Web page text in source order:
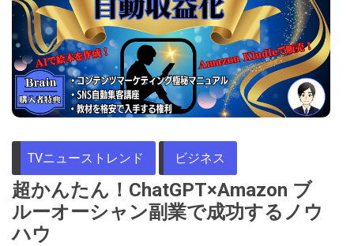
TVニューストレンド ビジネス
超かんたん！ChatGPT×Amazon ブ
ルーオーシャン副業で成功するノウ
ハウ